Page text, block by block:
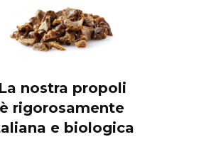
La nostra propoli
è rigorosamente
e biologica